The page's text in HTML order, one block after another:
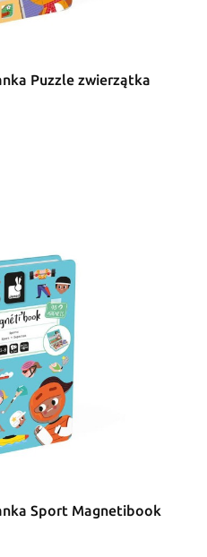
Puzzle zwierzątka
Sport Magnetibook